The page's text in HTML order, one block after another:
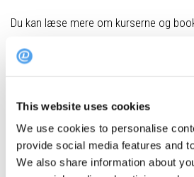
This website uses cookies
We use cookies to personalise
provide social media features and
We also share information about
Du kan læse mere om kurserne og
Tags: Cocktail København kursus